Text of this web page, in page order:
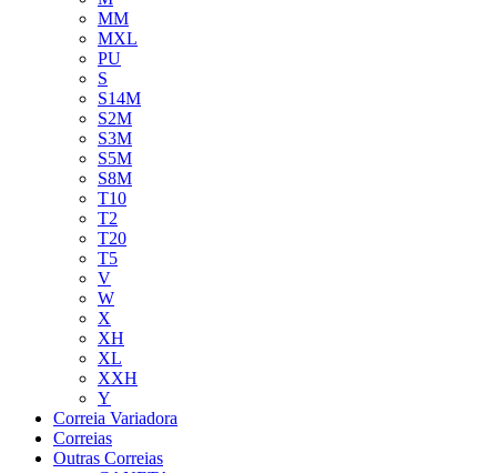
MM
MXL
PU
S
S14M
S2M
S3M
S5M
S8M
T10
T2
T20
T5
V
W
X
XH
XL
XXH
Y
Correia Variadora
Correias
Outras Correias